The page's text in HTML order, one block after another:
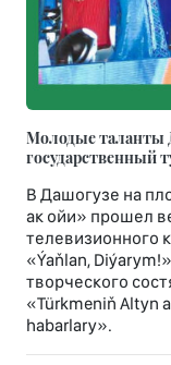
Молодые таланты
государственный
В Дашогузе на
ак ойи» прошел
телевизионного
«Ýaňlan,
творческого
«Türkmeniň Altyn
habarlary».